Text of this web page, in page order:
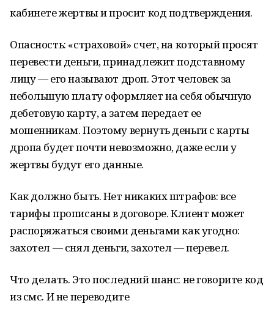
кабинете жертвы и просит код подтверждения.
Опасность: «страховой» счет, на который просят
перевести деньги, принадлежит подставному
лицу — его называют дроп. Этот человек за
небольшую плату оформляет на себя обычную
дебетовую карту, а затем передает ее
мошенникам. Поэтому вернуть деньги с карты
дропа будет почти невозможно, даже если у
жертвы будут его данные.
Как должно быть. Нет никаких штрафов: все
тарифы прописаны в договоре. Клиент может
распоряжаться своими деньгами как угодно:
захотел — снял деньги, захотел — перевел.
Что делать. Это последний шанс: не говорите код
из смс. И не переводите